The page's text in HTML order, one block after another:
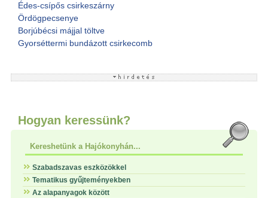
Édes-csípős csirkeszárny
Ördögpecsenye
Borjúbécsi májjal töltve
Gyorséttermi bundázott csirkecomb
Hogyan keressünk?
Kereshetünk a Hajókonyhán...
Szabadszavas eszközökkel
Tematikus gyűjteményekben
Az alapanyagok között